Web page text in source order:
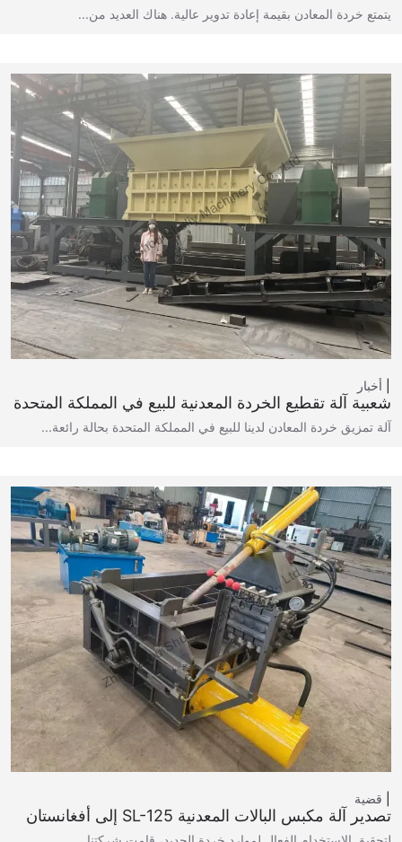
يتمتع خردة المعادن بقيمة إعادة تدوير عالية. هناك العديد من...
أخبار
شعبية آلة تقطيع الخردة المعدنية للبيع في المملكة المتحدة
آلة تمزيق خردة المعادن لدينا للبيع في المملكة المتحدة بحالة رائعة...
قضية
تصدير آلة مكبس البالات المعدنية SL-125 إلى أفغانستان